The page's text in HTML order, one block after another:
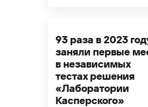
93 раза в 2023
заняли первые
в независимых
тестах решения
«Лаборатории
Касперского»